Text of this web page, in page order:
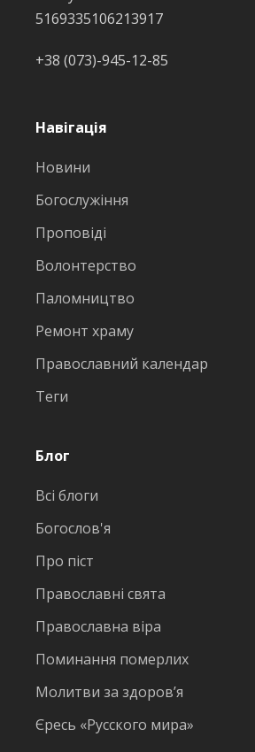
5169335106213917
+38 (073)-945-12-85
Навігація
Новини
Богослужіння
Проповіді
Волонтерство
Паломництво
Ремонт храму
Православний календар
Теги
Блог
Всі блоги
Богослов'я
Про піст
Православні свята
Православна віра
Поминання померлих
Молитви за здоров’я
Єресь «Русского мира»